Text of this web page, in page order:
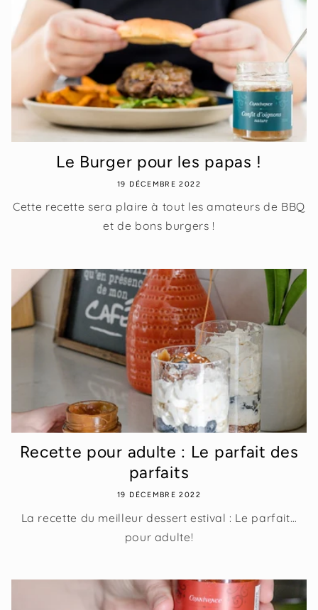
Le Burger pour les papas !
19 DÉCEMBRE 2022
Cette recette sera plaire à tout les amateurs de BBQ
et de bons burgers !
Recette pour adulte : Le parfait des
parfaits
19 DÉCEMBRE 2022
La recette du meilleur dessert estival : Le parfait…
pour adulte!